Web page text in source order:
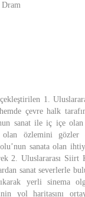
1.
çevre halk
sanat ile iç içe
olan özlemini gözler
sanata olan
2. Uluslararası Siirt
sanat severlerle
yerli sinema
yol haritasını